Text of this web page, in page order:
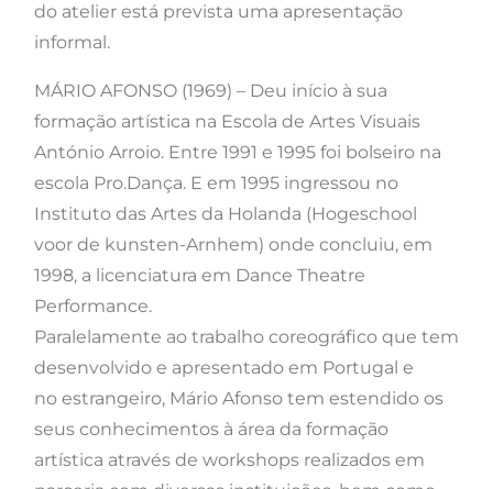
do atelier está prevista uma apresentação
informal.
MÁRIO AFONSO (1969) – Deu início à sua
formação artística na Escola de Artes Visuais
António Arroio. Entre 1991 e 1995 foi bolseiro na
escola Pro.Dança. E em 1995 ingressou no
Instituto das Artes da Holanda (Hogeschool
voor de kunsten-Arnhem) onde concluiu, em
1998, a licenciatura em Dance Theatre
Performance.
Paralelamente ao trabalho coreográfico que tem
desenvolvido e apresentado em Portugal e
no estrangeiro, Mário Afonso tem estendido os
seus conhecimentos à área da formação
artística através de workshops realizados em